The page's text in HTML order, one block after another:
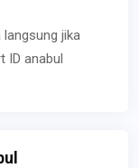
jika
ID anabul